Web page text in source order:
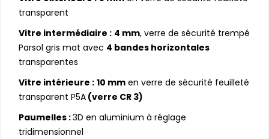
transparent
Vitre intermédiaire : 4 mm, verre de sécurité trempé
Parsol gris mat avec 4 bandes horizontales
transparentes
Vitre intérieure : 10 mm en verre de sécurité feuilleté
transparent P5A (verre CR 3)
Paumelles :3D en aluminium à réglage
tridimensionnel